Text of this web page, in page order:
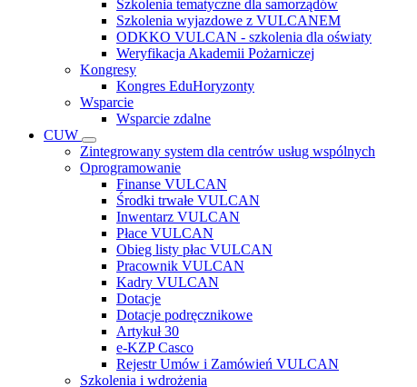
Szkolenia tematyczne dla samorządów
Szkolenia wyjazdowe z VULCANEM
ODKKO VULCAN - szkolenia dla oświaty
Weryfikacja Akademii Pożarniczej
Kongresy
Kongres EduHoryzonty
Wsparcie
Wsparcie zdalne
CUW
Zintegrowany system dla centrów usług wspólnych
Oprogramowanie
Finanse VULCAN
Środki trwałe VULCAN
Inwentarz VULCAN
Płace VULCAN
Obieg listy płac VULCAN
Pracownik VULCAN
Kadry VULCAN
Dotacje
Dotacje podręcznikowe
Artykuł 30
e-KZP Casco
Rejestr Umów i Zamówień VULCAN
Szkolenia i wdrożenia